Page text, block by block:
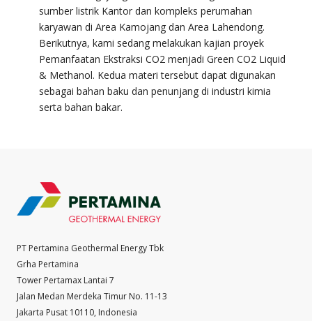
sumber listrik Kantor dan kompleks perumahan
karyawan di Area Kamojang dan Area Lahendong.
Berikutnya, kami sedang melakukan kajian proyek
Pemanfaatan Ekstraksi CO2 menjadi Green CO2 Liquid
& Methanol. Kedua materi tersebut dapat digunakan
sebagai bahan baku dan penunjang di industri kimia
serta bahan bakar.
PT Pertamina Geothermal Energy Tbk
Grha Pertamina
Tower Pertamax Lantai 7
Jalan Medan Merdeka Timur No. 11-13
Jakarta Pusat 10110, Indonesia